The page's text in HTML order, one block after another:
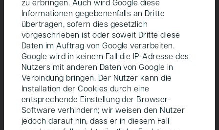
Die vier Wohnbauten bieten unterschiedliche
Wohnungsgrössen und Grundrisse. Sie stellen eine
hohe Wohnqualität sicher und erfüllen die Bedürfnisse
unterschiedlicher Zielgruppen wie Familien, Paare,
Einzelpersonen und ältere Menschen gleichermassen.
Während sich die genaue Anzahl der Wohneinheiten
noch ändern kann, wird das Flächenangebot an
konventionellen und preisgünstigen Mietwohnungen im
Baugesetz und in der Planungsvereinbarung
verbindlich festgelegt.
zu erbringen. Auch wird Google diese
Informationen gegebenenfalls an Dritte
übertragen, sofern dies gesetzlich
vorgeschrieben ist oder soweit Dritte diese
Daten im Auftrag von Google verarbeiten.
Google wird in keinem Fall die IP-Adresse des
Nutzers mit anderen Daten von Google in
Verbindung bringen. Der Nutzer kann die
Installation der Cookies durch eine
entsprechende Einstellung der Browser-
Software verhindern; wir weisen den Nutzer
jedoch darauf hin, dass er in diesem Fall